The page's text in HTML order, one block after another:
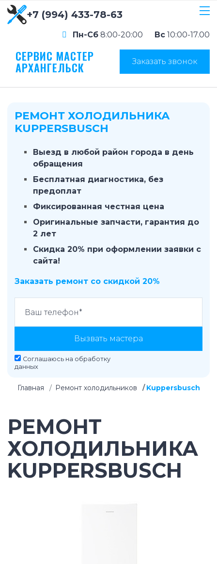
+7 (994) 433-78-63
Пн-Сб 8:00-20:00 Вс 10:00-17.00
СЕРВИС МАСТЕР
АРХАНГЕЛЬСК Заказать звонок
РЕМОНТ ХОЛОДИЛЬНИКА
KUPPERSBUSCH
Выезд в любой район города в день
обращения
Бесплатная диагностика, без
предоплат
Фиксированная честная цена
Оригинальные запчасти, гарантия до
2 лет
Скидка 20% при оформлении заявки с
сайта!
Заказать ремонт со скидкой 20%
Вызвать мастера
Соглашаюсь на обработку
данных
Главная Ремонт холодильников Kuppersbusch
РЕМОНТ
ХОЛОДИЛЬНИКА
KUPPERSBUSCH